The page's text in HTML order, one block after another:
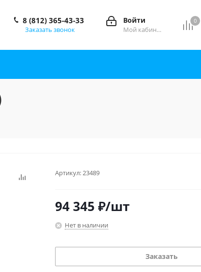
0
Войти
Мой кабинет
8 (812) 365-43-33
Заказать звонок
Артикул:23489
94 345 ₽/шт
Нет в наличии
Заказать